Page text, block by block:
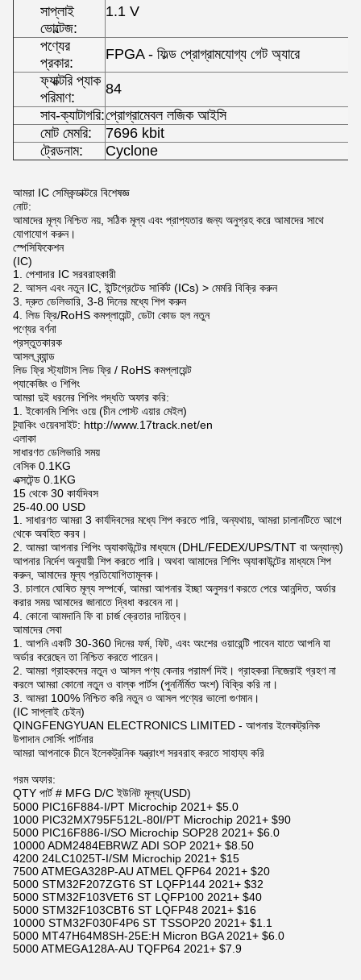
সাপ্লাই
ভোল্টেজ:
1.1 V
পণ্যের
প্রকার:
FPGA - ফিল্ড প্রোগ্রামযোগ্য গেট অ্যারে
ফ্যাক্টরি প্যাক
পরিমাণ:
84
সাব-ক্যাটাগরি:প্রোগ্রামেবল লজিক আইসি
মোট মেমরি:
7696 kbit
ট্রেডনাম:
Cyclone
আমরা IC সেমিকন্ডাক্টরে বিশেষজ্ঞ
নোট:
আমাদের মূল্য নিশ্চিত নয়, সঠিক মূল্য এবং প্রাপ্যতার জন্য অনুগ্রহ করে আমাদের সাথে
যোগাযোগ করুন।
স্পেসিফিকেশন
(IC)
1. পেশাদার IC সরবরাহকারী
2. আসল এবং নতুন IC, ইন্টিগ্রেটেড সার্কিট (ICs) > মেমরি বিক্রি করুন
3. দ্রুত ডেলিভারি, 3-8 দিনের মধ্যে শিপ করুন
4. লিড ফ্রি/RoHS কমপ্লায়েন্ট, ডেটা কোড হল নতুন
পণ্যের বর্ণনা
প্রস্তুতকারক
আসল ব্র্যান্ড
লিড ফ্রি স্ট্যাটাস লিড ফ্রি / RoHS কমপ্লায়েন্ট
প্যাকেজিং ও শিপিং
আমরা দুই ধরনের শিপিং পদ্ধতি অফার করি:
1. ইকোনমি শিপিং ওয়ে (চীন পোস্ট এয়ার মেইল)
ট্র্যাকিং ওয়েবসাইট: http://www.17track.net/en
এলাকা
সাধারণত ডেলিভারি সময়
বেসিক 0.1KG
এক্সটেন্ড 0.1KG
15 থেকে 30 কার্যদিবস
25-40.00 USD
1. সাধারণত আমরা 3 কার্যদিবসের মধ্যে শিপ করতে পারি, অন্যথায়, আমরা চালানটিতে আগে
থেকে অবহিত করব।
2. আমরা আপনার শিপিং অ্যাকাউন্টের মাধ্যমে (DHL/FEDEX/UPS/TNT বা অন্যান্য)
আপনার নির্দেশ অনুযায়ী শিপ করতে পারি। অথবা আমাদের শিপিং অ্যাকাউন্টের মাধ্যমে শিপ
করুন, আমাদের মূল্য প্রতিযোগিতামূলক।
3. চালানে ঘোষিত মূল্য সম্পর্কে, আমরা আপনার ইচ্ছা অনুসরণ করতে পেরে আনন্দিত, অর্ডার
করার সময় আমাদের জানাতে দ্বিধা করবেন না।
4. কোনো আমদানি ফি বা চার্জ ক্রেতার দায়িত্ব।
আমাদের সেবা
1. আপনি একটি 30-360 দিনের ফর্ম, ফিট, এবং অংশের ওয়ারেন্টি পাবেন যাতে আপনি যা
অর্ডার করেছেন তা নিশ্চিত করতে পারেন।
2. আমরা গ্রাহকদের নতুন ও আসল পণ্য কেনার পরামর্শ দিই। গ্রাহকরা নিজেরাই গ্রহণ না
করলে আমরা কোনো নতুন ও বাল্ক পার্টস (পুনর্নির্মিত অংশ) বিক্রি করি না।
3. আমরা 100% নিশ্চিত করি নতুন ও আসল পণ্যের ভালো গুণমান।
(IC সাপ্লাই চেইন)
QINGFENGYUAN ELECTRONICS LIMITED - আপনার ইলেকট্রনিক
উপাদান সোর্সিং পার্টনার
আমরা আপনাকে চীনে ইলেকট্রনিক যন্ত্রাংশ সরবরাহ করতে সাহায্য করি
গরম অফার:
QTY পার্ট # MFG D/C ইউনিট মূল্য(USD)
5000 PIC16F884-I/PT Microchip 2021+ $5.0
1000 PIC32MX795F512L-80I/PT Microchip 2021+ $90
5000 PIC16F886-I/SO Microchip SOP28 2021+ $6.0
10000 ADM2484EBRWZ ADI SOP 2021+ $8.50
4200 24LC1025T-I/SM Microchip 2021+ $15
7500 ATMEGA328P-AU ATMEL QFP64 2021+ $20
5000 STM32F207ZGT6 ST LQFP144 2021+ $32
5000 STM32F103VET6 ST LQFP100 2021+ $40
5000 STM32F103CBT6 ST LQFP48 2021+ $16
10000 STM32F030F4P6 ST TSSOP20 2021+ $1.1
5000 MT47H64M8SH-25E:H Micron BGA 2021+ $6.0
5000 ATMEGA128A-AU TQFP64 2021+ $7.9